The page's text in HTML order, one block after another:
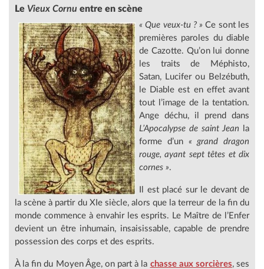
Le Vieux Cornu entre en scène
« Que veux-tu ? » Ce sont les
premières paroles du diable
de Cazotte. Qu’on lui donne
les traits de Méphisto,
Satan, Lucifer ou Belzébuth,
le Diable est en effet avant
tout l’image de la tentation.
Ange déchu, il prend dans
L’Apocalypse de saint Jean la
forme d’un « grand dragon
rouge, ayant sept têtes et dix
cornes ».
Il est placé sur le devant de
la scène à partir du XIe siècle, alors que la terreur de la fin du
monde commence à envahir les esprits. Le Maître de l’Enfer
devient un être inhumain, insaisissable, capable de prendre
possession des corps et des esprits.
À la fin du Moyen Âge, on part à la chasse aux sorcières, ses